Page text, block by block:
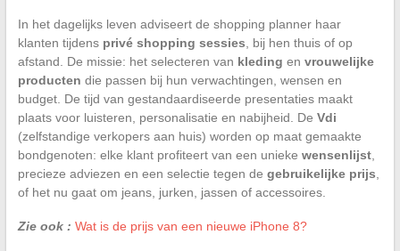
In het dagelijks leven adviseert de shopping planner haar
klanten tijdens privé shopping sessies , bij hen thuis of op
afstand. De missie: het selecteren van kleding en vrouwelijke
producten die passen bij hun verwachtingen, wensen en
budget. De tijd van gestandaardiseerde presentaties maakt
plaats voor luisteren, personalisatie en nabijheid. De Vdi
(zelfstandige verkopers aan huis) worden op maat gemaakte
bondgenoten: elke klant profiteert van een unieke wensenlijst,
precieze adviezen en een selectie tegen de gebruikelijke prijs
of het nu gaat om jeans, jurken, jassen of accessoires.
Zie ook : Wat is de prijs van een nieuwe iPhone 8?